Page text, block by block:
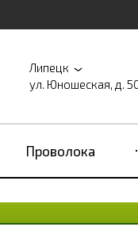
Липецк
ул. Юношеская, д.
Проволока